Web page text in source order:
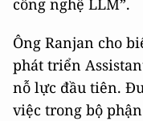
công nghệ LLM”.
Ông Ranjan cho
phát triển
nỗ lực đầu tiên.
việc trong bộ